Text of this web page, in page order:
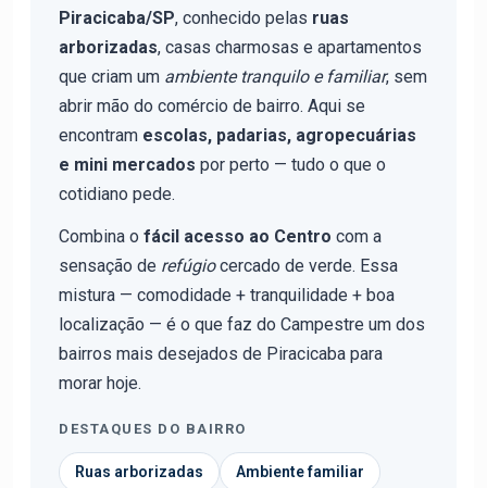
Piracicaba/SP, conhecido pelas ruas
arborizadas, casas charmosas e apartamentos
que criam um ambiente tranquilo e familiar, sem
abrir mão do comércio de bairro. Aqui se
encontram escolas, padarias, agropecuárias
e mini mercados por perto — tudo o que o
cotidiano pede.
Combina o fácil acesso ao Centro com a
sensação de refúgiocercado de verde. Essa
mistura — comodidade + tranquilidade + boa
localização — é o que faz do Campestre um dos
bairros mais desejados de Piracicaba para
morar hoje.
DESTAQUES DO BAIRRO
Ruas arborizadas Ambiente familiar